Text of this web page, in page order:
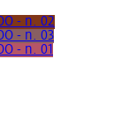
- n. 02
- n. 03
- n. 01